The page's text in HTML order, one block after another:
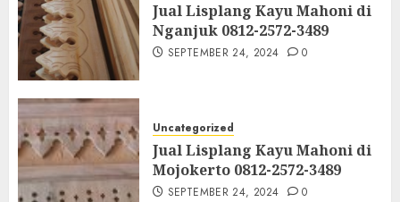
Jual Lisplang Kayu Mahoni di
Nganjuk 0812-2572-3489
SEPTEMBER 24, 2024 0
Uncategorized
Jual Lisplang Kayu Mahoni di
Mojokerto 0812-2572-3489
SEPTEMBER 24, 2024 0